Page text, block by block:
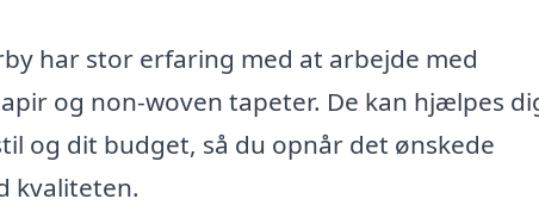
har stor erfaring med at arbejde med
og non-woven tapeter. De kan hjælpes
og dit budget, så du opnår det ønskede
kvaliteten.